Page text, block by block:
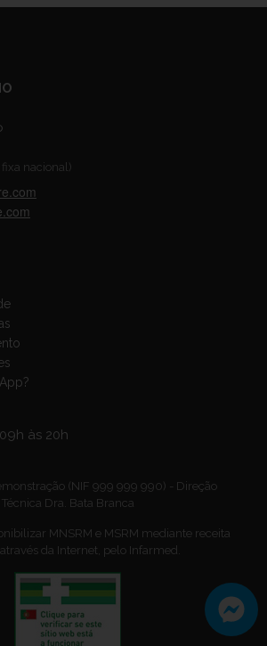
nacional)
às 20h
(NIF 999 999 990) - Direção
Técnica Dra. Bata Branca
MNSRM e MSRM mediante receita
da Internet, pelo Infarmed.